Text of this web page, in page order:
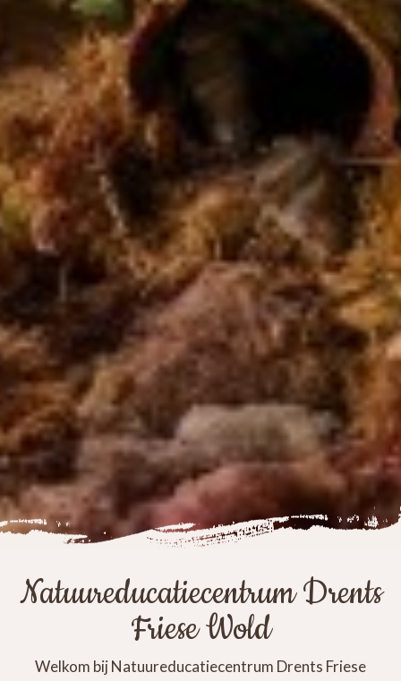
Natuureducatiecentrum Drents
Friese Wold
Welkom bij Natuureducatiecentrum Drents Friese